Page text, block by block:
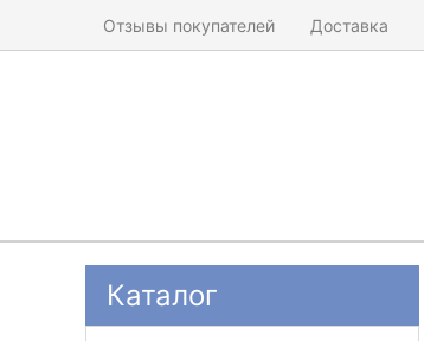
Отзывы покупателей Доставка
Каталог